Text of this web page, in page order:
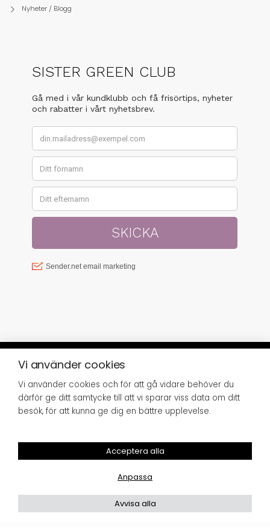
Nyheter / Blogg
© SISTER GREEN 2023 | FRISÖRGÅRDEN
SUNDSVALL AB, SJÖGATAN 8, 852 34
SUNDSVALL,INFO@SISTERGREEN.SE
Giftfritt och
ekologiskt för hår,
hud och hem
Vi använder cookies
Vi använder cookies och för att gå vidare behöver du
därför ge ditt samtycke till att vi sparar viss data om ditt
besök, för att kunna ge dig en bättre upplevelse.
Anpassa
Avvisa alla
Acceptera alla